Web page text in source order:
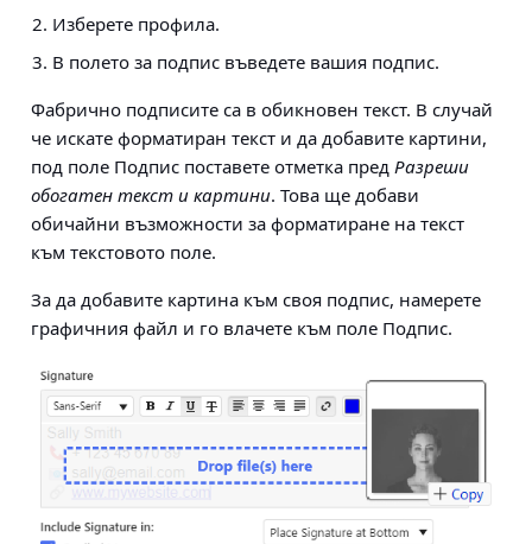
Изберете профила.
В полето за подпис въведете вашия подпис.
Фабрично подписите са в обикновен текст. В случай
че искате форматиран текст и да добавите картини,
под поле Подпис поставете отметка пред Разреши
обогатен текст и картини. Това ще добави
обичайни възможности за форматиране на текст
към текстовото поле.
За да добавите картина към своя подпис, намерете
графичния файл и го влачете към поле Подпис.